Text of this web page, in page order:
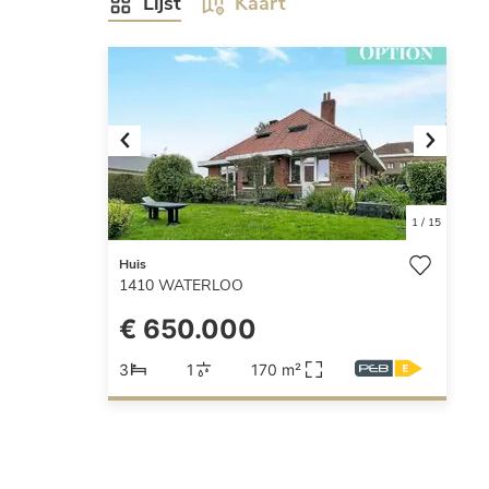
Previous Next
1/ 15
Huis
1410 WATERLOO
€ 650.000
3 1 170 m²